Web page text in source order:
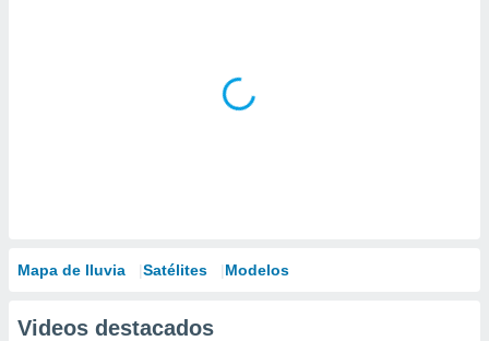
Mapa de lluvia Satélites Modelos
Videos destacados